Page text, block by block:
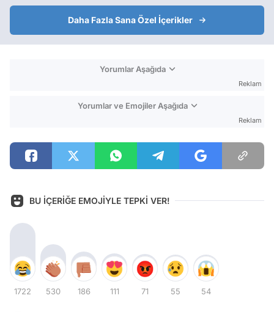
Daha Fazla Sana Özel İçerikler
Yorumlar Aşağıda
Reklam
Yorumlar ve Emojiler Aşağıda
Reklam
BU İÇERİĞE EMOJİYLE TEPKİ VER!
1722 530 186 111 71 55 54